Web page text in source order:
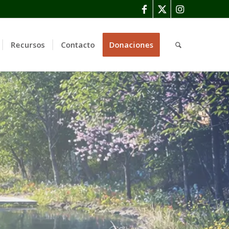
Recursos Contacto Donaciones